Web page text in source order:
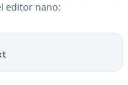
editor nano: